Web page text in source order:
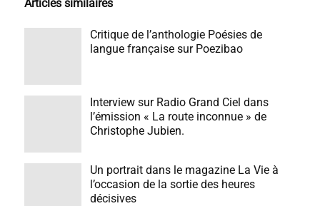
Articles similaires
Critique de l’anthologie Poésies de
langue française sur Poezibao
Interview sur Radio Grand Ciel dans
l’émission « La route inconnue » de
Christophe Jubien.
Un portrait dans le magazine La Vie à
l’occasion de la sortie des heures
décisives